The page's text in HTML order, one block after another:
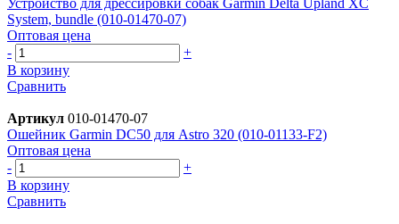
System, bundle (010-01470-07)
Оптовая цена
-
+
В корзину
Сравнить
Артикул 010-01470-07
Ошейник Garmin DC50 для Astro 320 (010-01133-F2)
Оптовая цена
-
+
В корзину
Сравнить